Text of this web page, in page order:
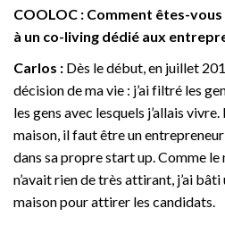
COOLOC : Comment êtes-
à un co-living dédié aux
Carlos : Dès le début, en juillet
décision de ma vie : j’ai filtré les
les gens avec lesquels j’allais
maison, il faut être un
dans sa propre start up. Comme le
n’avait rien de très attirant, j’ai
maison pour attirer les candidats.